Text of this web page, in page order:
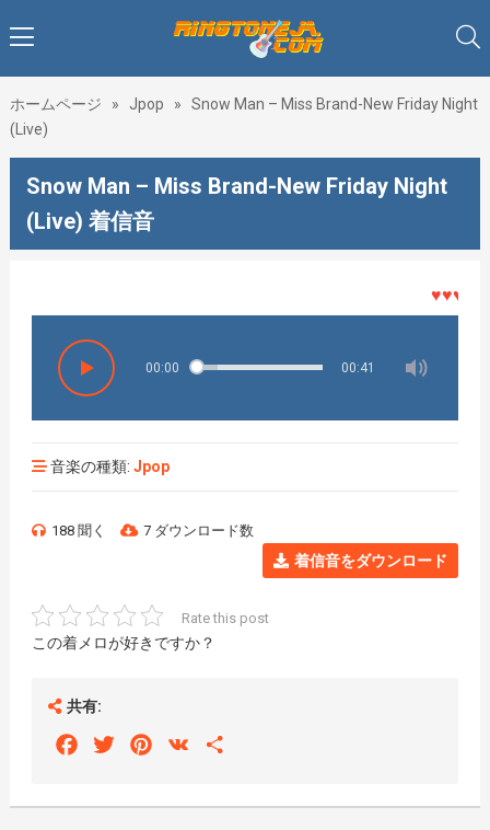
ホームページ » Jpop »
Snow Man – Miss Brand-New Friday Night
(Live)
Snow Man – Miss Brand-New Friday Night
(Live) 着信音
♥♥♥着メ
00:00 00:41
音楽の種類: Jpop
188 聞く 7 ダウンロード数
着信音をダウンロード
Rate this post
この着メロが好きですか？
共有:
FacebookTwitterPinterest
VK